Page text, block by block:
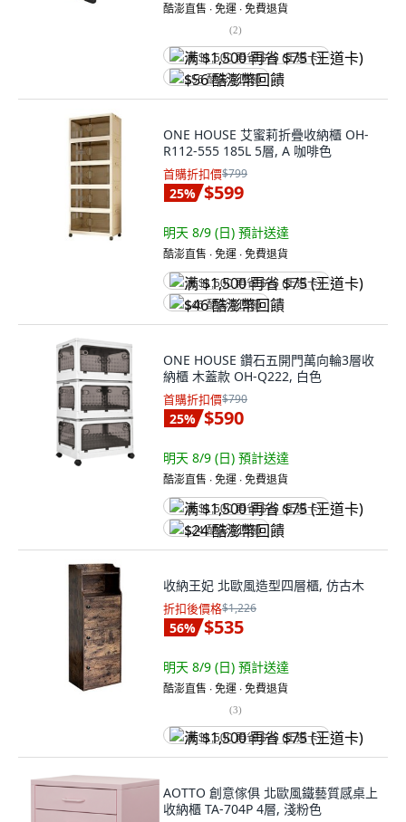
酷澎直售 ∙ 免運 ∙ 免費退貨
(2)
满 $1,500 再省 $75 (王道卡)
$56 酷澎幣回饋
ONE HOUSE 艾蜜莉折疊收納櫃 OH-
R112-555 185L 5層, A 咖啡色
首購折扣價$799
25% $599
明天 8/9 (日) 預計送達
酷澎直售 ∙ 免運 ∙ 免費退貨
满 $1,500 再省 $75 (王道卡)
$46 酷澎幣回饋
ONE HOUSE 鑽石五開門萬向輪3層收
納櫃 木蓋款 OH-Q222, 白色
首購折扣價$790
25% $590
明天 8/9 (日) 預計送達
酷澎直售 ∙ 免運 ∙ 免費退貨
满 $1,500 再省 $75 (王道卡)
$24 酷澎幣回饋
收納王妃 北歐風造型四層櫃, 仿古木
折扣後價格$1,226
56% $535
明天 8/9 (日) 預計送達
酷澎直售 ∙ 免運 ∙ 免費退貨
(3)
满 $1,500 再省 $75 (王道卡)
AOTTO 創意傢俱 北歐風鐵藝質感桌上
收納櫃 TA-704P 4層, 淺粉色